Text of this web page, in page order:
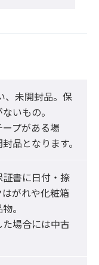
いもの。
プがある場
品となります。
書に日付・捺
がれや化粧箱
。
場合には中古